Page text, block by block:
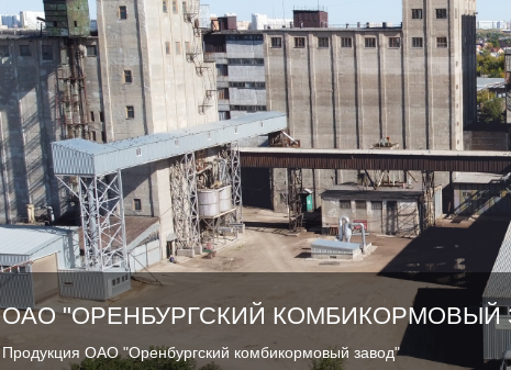
ОАО "ОРЕНБУРГСКИЙ КОМБИКОРМОВЫЙ
Продукция ОАО "Оренбургский комбикормовый завод"